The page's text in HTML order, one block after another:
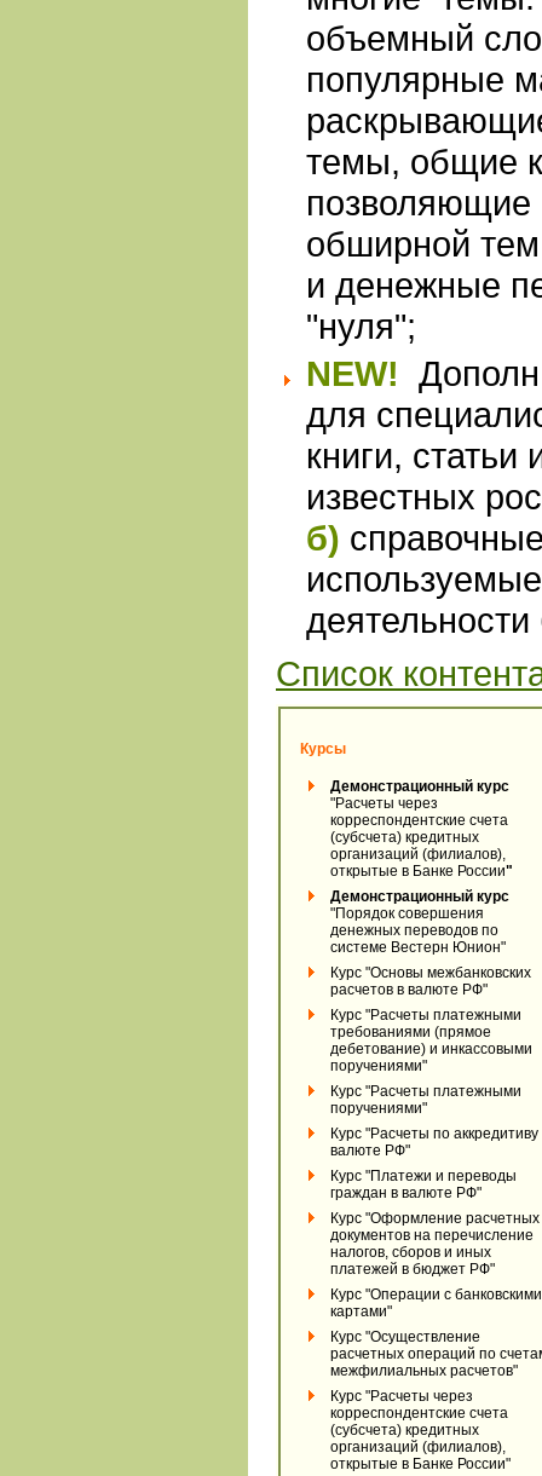
объемный
популярные
темы, общие
позволяющие
обширной
и денежные
"нуля";
NEW!
для
книги,
известных
б)
деятельности
Список
Курсы
Демонстрационный курс
"Расчеты через
корреспондентские счета
(субсчета) кредитных
организаций (филиалов),
открытые в Банке России"
Демонстрационный курс
"Порядок совершения
денежных переводов по
системе Вестерн Юнион"
Курс "Основы межбанковских
расчетов в валюте РФ"
Курс "Расчеты платежными
требованиями (прямое
дебетование) и инкассовыми
поручениями"
Курс "Расчеты платежными
поручениями"
Курс "Расчеты по аккредитиву
валюте РФ"
Курс "Платежи и переводы
граждан в валюте РФ"
Курс "Оформление расчетных
документов на перечисление
налогов, сборов и иных
платежей в бюджет РФ"
Курс "Операции с банковскими
картами"
Курс "Осуществление
расчетных операций по
межфилиальных расчетов"
Курс "Расчеты через
корреспондентские счета
(субсчета) кредитных
организаций (филиалов),
открытые в Банке России"